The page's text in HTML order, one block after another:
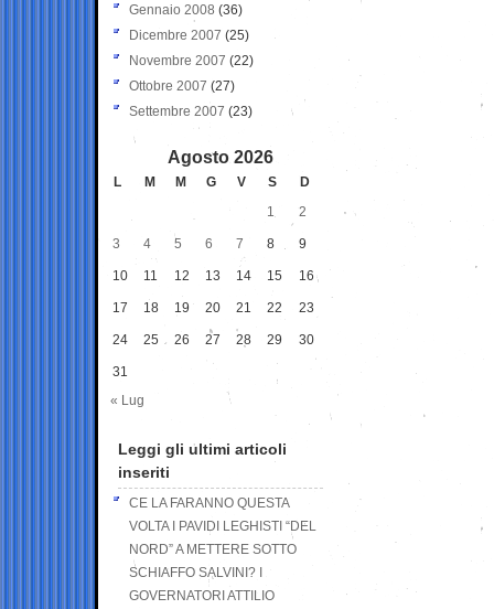
Gennaio 2008 (36)
Dicembre 2007 (25)
Novembre 2007 (22)
Ottobre 2007 (27)
Settembre 2007 (23)
Agosto 2026
L M M G V S
D
1
2
3 4 5 6 7 8 9
10 11 12 13 14 15 16
17 18 19 20 21 22 23
24 25 26 27 28 29 30
31
« Lug
Leggi gli ultimi articoli
inseriti
CE LA FARANNO QUESTA
VOLTA I PAVIDI LEGHISTI “DEL
NORD” A METTERE SOTTO
SCHIAFFO SALVINI? I
GOVERNATORI ATTILIO